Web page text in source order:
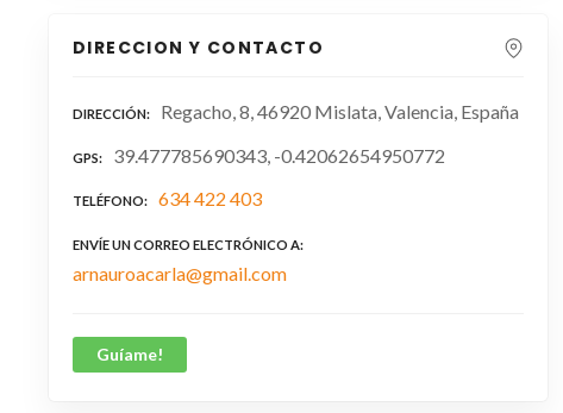
DIRECCION Y CONTACTO
DIRECCIÓN Regacho, 8, 46920 Mislata, Valencia, España
GPS 39.477785690343, -0.42062654950772
TELÉFONO 634 422 403
ENVÍE UN CORREO ELECTRÓNICO A
arnauroacarla@gmail.com
Guíame!